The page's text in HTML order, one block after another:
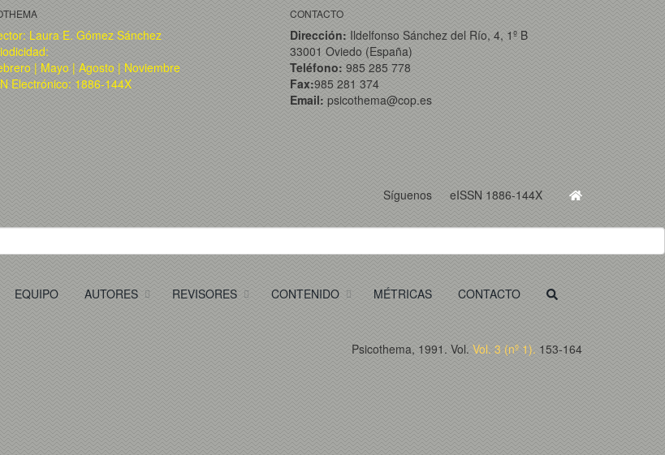
Laura E. Gómez Sánchez
| Mayo | Agosto | Noviembre
Electrónico: 1886-144X
CONTACTO
Dirección: Ildelfonso Sánchez del Río, 4, 1º B
33001 Oviedo (España)
Teléfono: 985 285 778
Fax:985 281 374
Email: psicothema@cop.es
Síguenos eISSN 1886-144X
EQUIPO AUTORES REVISORES CONTENIDO MÉTRICAS CONTACTO
Psicothema, 1991. Vol. Vol. 3 (nº 1). 153-164